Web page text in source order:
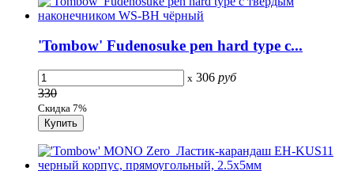
'Tombow' Fudenosuke pen hard type с...
x 306 руб
330
Скидка 7%